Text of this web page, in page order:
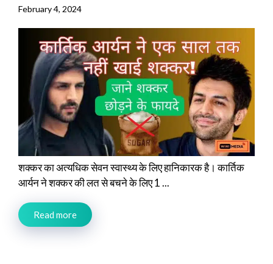
February 4, 2024
शक्कर का अत्यधिक सेवन स्वास्थ्य के लिए हानिकारक है। कार्तिक
आर्यन ने शक्कर की लत से बचने के लिए 1 ...
Read more